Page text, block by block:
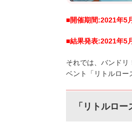
■開催期間:2021年5
■結果発表:2021年5
それでは、バンドリ
ベント「リトルロー
「リトルロ